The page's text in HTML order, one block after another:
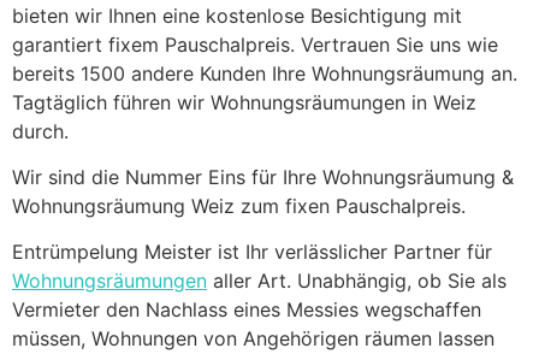
bieten wir Ihnen eine kostenlose Besichtigung mit
garantiert fixem Pauschalpreis. Vertrauen Sie uns wie
bereits 1500 andere Kunden Ihre Wohnungsräumung an.
Tagtäglich führen wir Wohnungsräumungen in Weiz
durch.
Wir sind die Nummer Eins für Ihre Wohnungsräumung &
Wohnungsräumung Weiz zum fixen Pauschalpreis.
Entrümpelung Meister ist Ihr verlässlicher Partner für
Wohnungsräumungen aller Art. Unabhängig, ob Sie als
Vermieter den Nachlass eines Messies wegschaffen
müssen, Wohnungen von Angehörigen räumen lassen